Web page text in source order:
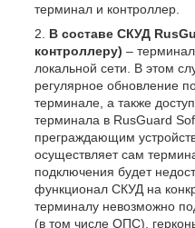
терминал и контроллер.
В составе СКУД
контроллеру) –
локальной сети. В этом
регулярное обновление
терминале, а также
терминала в RusGuard
преграждающим
осуществляет сам
подключения будет
функционал СКУД на
терминалу невозможно
(в том числе ОПС),